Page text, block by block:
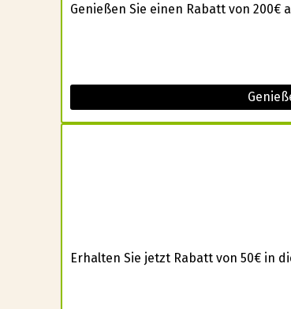
Genießen Sie einen Rabatt von 200€
Erhalten Sie jetzt Rabatt von 50€ in